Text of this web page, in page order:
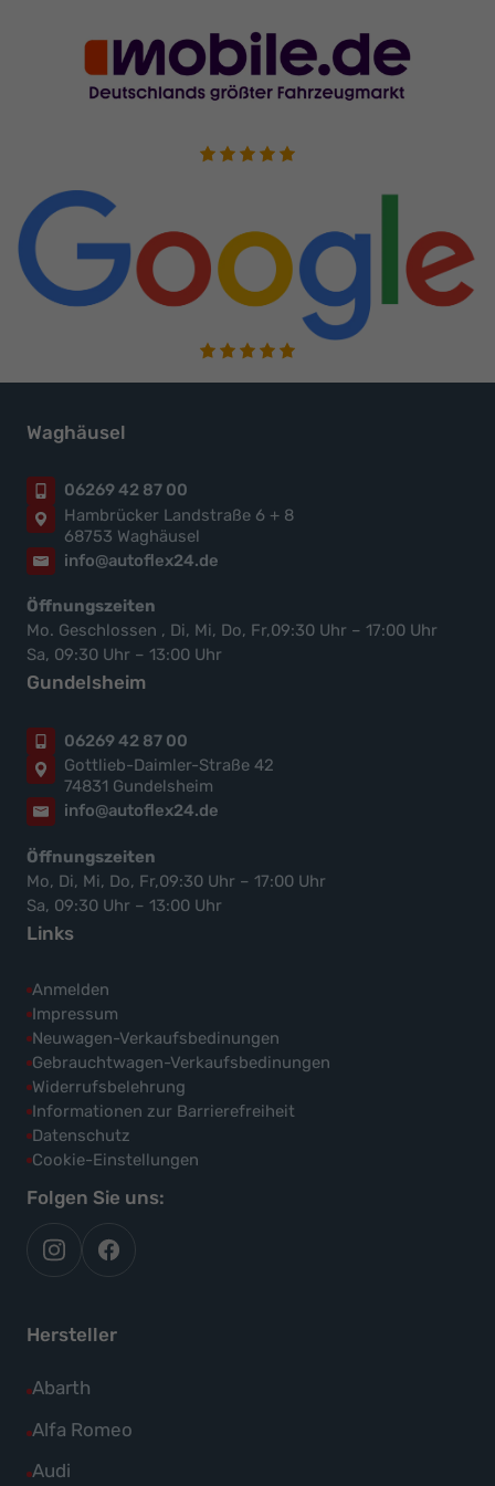
Waghäusel
06269 42 87 00
Hambrücker Landstraße 6 + 8
68753 Waghäusel
info@autoflex24.de
Öffnungszeiten
Mo. Geschlossen , Di, Mi, Do, Fr,09:30 Uhr – 17:00 Uhr
Sa, 09:30 Uhr – 13:00 Uhr
Gundelsheim
06269 42 87 00
Gottlieb-Daimler-Straße 42
74831 Gundelsheim
info@autoflex24.de
Öffnungszeiten
Mo, Di, Mi, Do, Fr,09:30 Uhr – 17:00 Uhr
Sa, 09:30 Uhr – 13:00 Uhr
Links
Anmelden
Impressum
Neuwagen-Verkaufsbedinungen
Gebrauchtwagen-Verkaufsbedinungen
Widerrufsbelehrung
Informationen zur Barrierefreiheit
Datenschutz
Cookie-Einstellungen
Folgen Sie uns:
autoflex
auf
autoflex24
auf
Hersteller
Abarth
Alle
Fahrzeuge
Alfa Romeo
Alle
Fahrzeuge
Audi
Alle